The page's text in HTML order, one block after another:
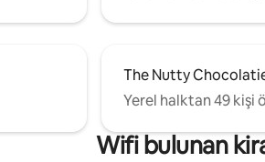
The Nutty
Yerel halktan 49 kişi
Wifi bulunan